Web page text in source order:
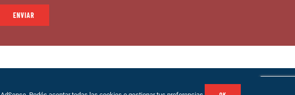
Terminos de Servicio| Contacto